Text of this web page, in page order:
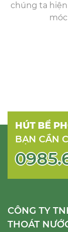
chúng ta
HÚT BỂ
BẠN CẦN
CÔNG TY
THOÁT